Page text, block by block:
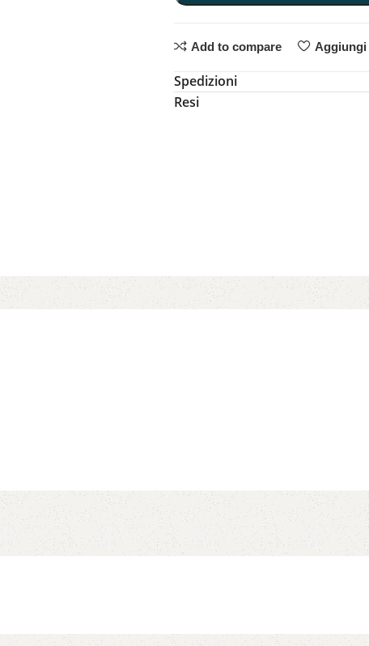
Add to compare
Spedizioni
Resi